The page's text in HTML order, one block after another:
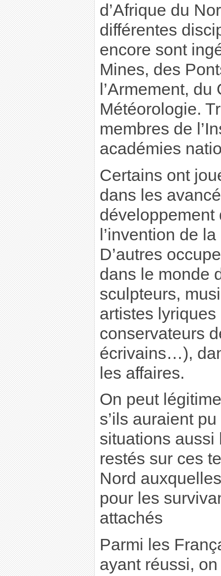
d’Afrique du
différentes
encore sont
Mines, des
l’Armement,
Météorologie.
membres de
académies
Certains ont
dans les
développement
l’invention de
D’autres
dans le monde
sculpteurs,
artistes
conservateurs
écrivains…),
les affaires.
On peut
s’ils auraient
situations aussi
restés sur ces
Nord
pour les
attachés
Parmi les
ayant réussi,